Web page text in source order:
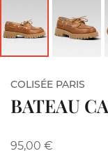
COLISÉE PARIS
BATEAU
95,00 €